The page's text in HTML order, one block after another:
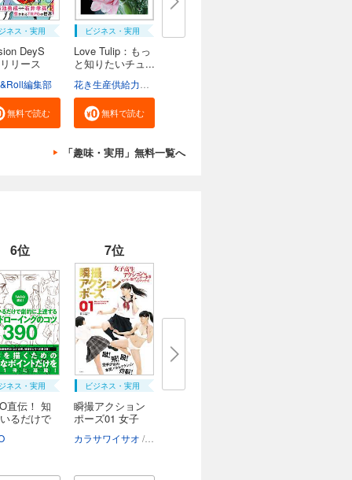
ネス・実用
DeyS
リース
編集部
無料で読む
ビジネス・実用
Love Tulip：もっ
と知りたいチュ...
無料で読む
「趣味・実用」無料一覧へ
6位
ネス・実用
直伝！ 知
るだけで
7位
ビジネス・実用
瞬撮アクション
ポーズ01 女子
カラサワイサオ